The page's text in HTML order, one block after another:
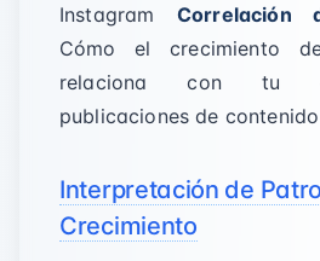
Instagram Correlación
Cómo el crecimiento
relaciona con tu
publicaciones de contenido
Interpretación de
Crecimiento